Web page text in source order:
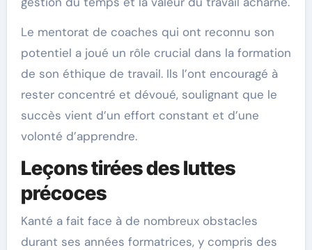
Le mentorat de coaches qui ont reconnu son
potentiel a joué un rôle crucial dans la formation
de son éthique de travail. Ils l’ont encouragé à
rester concentré et dévoué, soulignant que le
succès vient d’un effort constant et d’une
volonté d’apprendre.
Leçons tirées des luttes
précoces
Kanté a fait face à de nombreux obstacles
durant ses années formatrices, y compris des